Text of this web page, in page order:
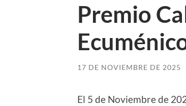
Premio
17 DE NOVIEMBRE DE 2025
El 5 de Noviembre de